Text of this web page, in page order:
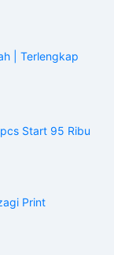
| Terlengkap
Start 95 Ribu
Print